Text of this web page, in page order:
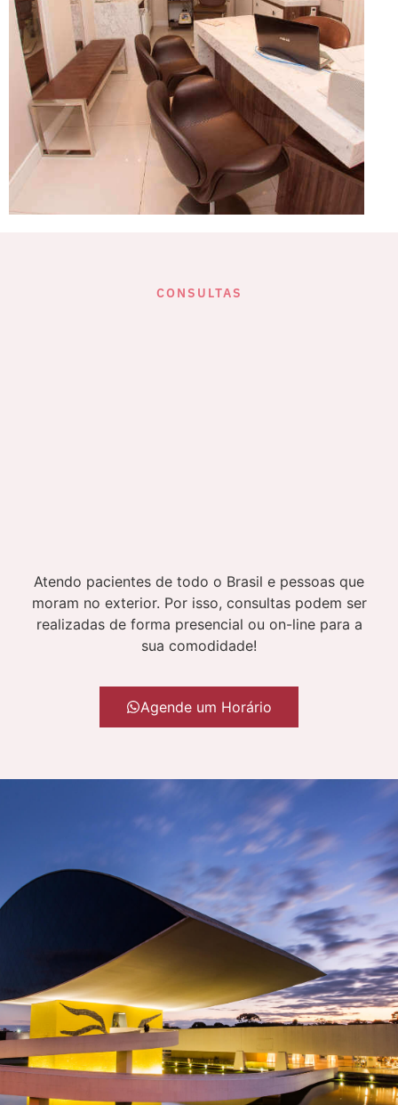
CONSULTAS
Atendo pacientes de todo o Brasil e pessoas que
moram no exterior. Por isso, consultas podem ser
realizadas de forma presencial ou on-line para a
sua comodidade!
Agende um Horário